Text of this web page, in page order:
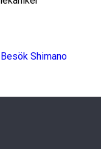
Besök Shimano